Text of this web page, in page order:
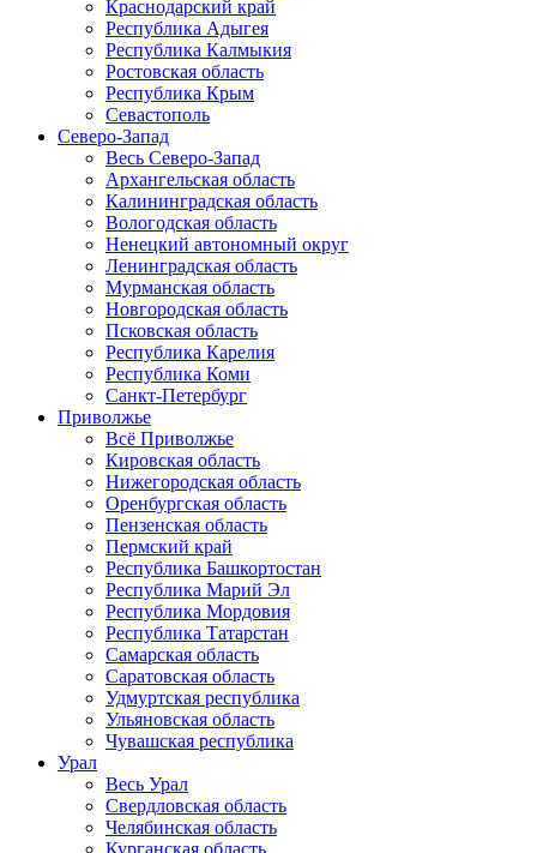
Краснодарский край
Республика Адыгея
Республика Калмыкия
Ростовская область
Республика Крым
Севастополь
Северо-Запад
Весь Северо-Запад
Архангельская область
Калининградская область
Вологодская область
Ненецкий автономный округ
Ленинградская область
Мурманская область
Новгородская область
Псковская область
Республика Карелия
Республика Коми
Санкт-Петербург
Приволжье
Всё Приволжье
Кировская область
Нижегородская область
Оренбургская область
Пензенская область
Пермский край
Республика Башкортостан
Республика Марий Эл
Республика Мордовия
Республика Татарстан
Самарская область
Саратовская область
Удмуртская республика
Ульяновская область
Чувашская республика
Урал
Весь Урал
Свердловская область
Челябинская область
Курганская область